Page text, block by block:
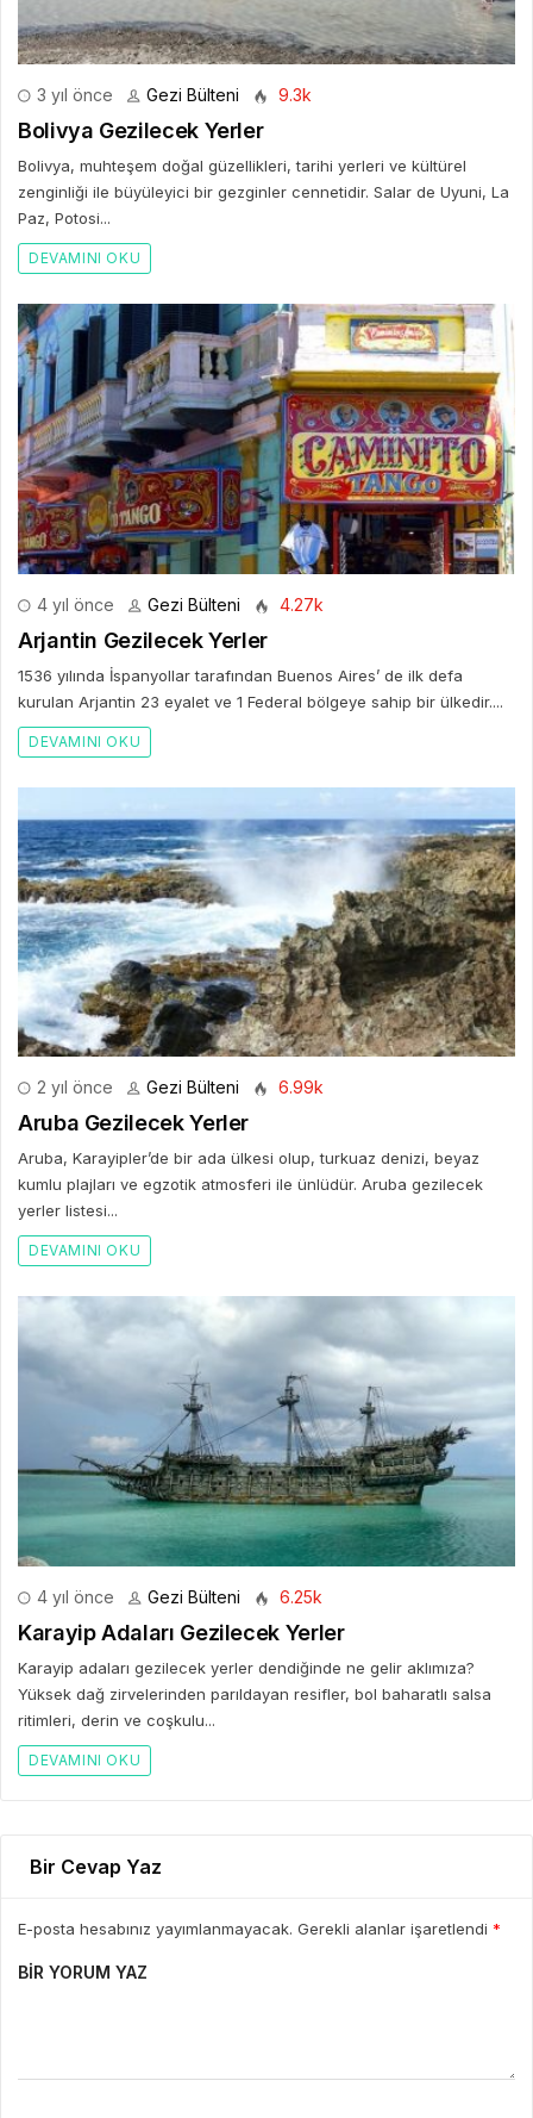
3 yıl önce Gezi Bülteni 9.3k
Bolivya Gezilecek Yerler
Bolivya, muhteşem doğal güzellikleri, tarihi yerleri ve kültürel
zenginliği ile büyüleyici bir gezginler cennetidir. Salar de Uyuni, La
Paz, Potosi...
DEVAMINI OKU
4 yıl önce Gezi Bülteni 4.27k
Arjantin Gezilecek Yerler
1536 yılında İspanyollar tarafından Buenos Aires’ de ilk defa
kurulan Arjantin 23 eyalet ve 1 Federal bölgeye sahip bir ülkedir....
DEVAMINI OKU
2 yıl önce Gezi Bülteni 6.99k
Aruba Gezilecek Yerler
Aruba, Karayipler’de bir ada ülkesi olup, turkuaz denizi, beyaz
kumlu plajları ve egzotik atmosferi ile ünlüdür. Aruba gezilecek
yerler listesi...
DEVAMINI OKU
4 yıl önce Gezi Bülteni 6.25k
Karayip Adaları Gezilecek Yerler
Karayip adaları gezilecek yerler dendiğinde ne gelir aklımıza?
Yüksek dağ zirvelerinden parıldayan resifler, bol baharatlı salsa
ritimleri, derin ve coşkulu...
DEVAMINI OKU
Bir Cevap Yaz
E-posta hesabınız yayımlanmayacak. Gerekli alanlar işaretlendi *
BIR YORUM YAZ